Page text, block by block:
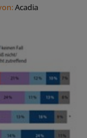
Acadia